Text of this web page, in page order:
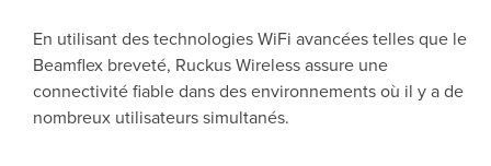
En utilisant des technologies WiFi avancées telles que le
Beamflex breveté, Ruckus Wireless assure une
connectivité fiable dans des environnements où il y a de
nombreux utilisateurs simultanés.